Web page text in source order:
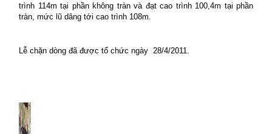
trình 114m tại phần không tràn và đạt cao trình 100,4m tại phần
tràn, mức lũ dâng tới cao trình 108m.
Lễ chặn dòng đã được tổ chức ngày 28/4/2011.